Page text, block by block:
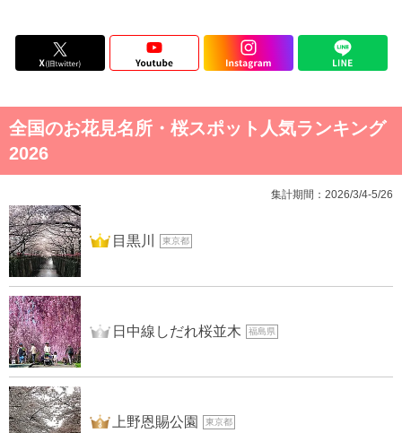
全国のお花見名所・桜スポット人気ランキング
2026
集計期間：2026/3/4-5/26
1位 目黒川 東京都
2位 日中線しだれ桜並木 福島県
3位 上野恩賜公園 東京都